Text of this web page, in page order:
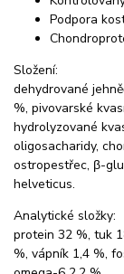
Podpora
Složení:
dehydrované
%, pivovarské
hydrolyzované
oligosacharidy,
ostropestřec, β-
helveticus.
Analytické složky:
protein 32 %, tuk
%, vápník 1,4 %,